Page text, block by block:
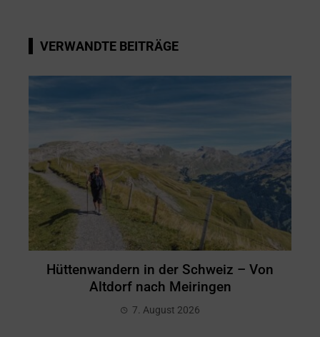
VERWANDTE BEITRÄGE
Hüttenwandern in der Schweiz – Von
Altdorf nach Meiringen
7. August 2026